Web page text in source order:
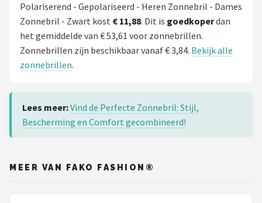
Polariserend - Gepolariseerd - Heren Zonnebril - Dames
Zonnebril - Zwart kost € 11,88. Dit is goedkoperdan
het gemiddelde van € 53,61 voor zonnebrillen.
Zonnebrillen zijn beschikbaar vanaf € 3,84. Bekijk alle
zonnebrillen.
Lees meer:Vind de Perfecte Zonnebril: Stijl,
Bescherming en Comfort gecombineerd!
MEER VAN FAKO FASHION®